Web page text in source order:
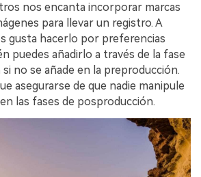
nos encanta incorporar marcas
para llevar un registro. A
gusta hacerlo por preferencias
puedes añadirlo a través de la fase
no se añade en la preproducción.
asegurarse de que nadie manipule
las fases de posproducción.